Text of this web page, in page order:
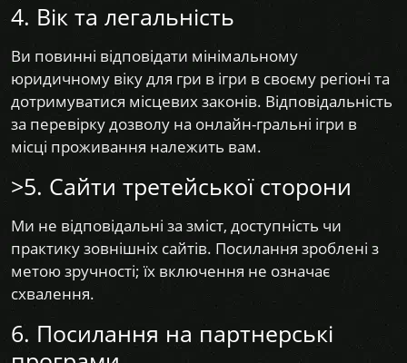
4. Вік та легальність
Ви повинні відповідати мінімальному
юридичному віку для гри в ігри в своєму регіоні та
дотримуватися місцевих законів. Відповідальність
за перевірку дозволу на онлайн-гральні ігри в
місці проживання належить вам.
>5. Сайти третейської сторони
Ми не відповідальні за зміст, доступність чи
практику зовнішніх сайтів. Посилання зроблені з
метою зручності; їх включення не означає
схвалення.
6. Посилання на партнерські